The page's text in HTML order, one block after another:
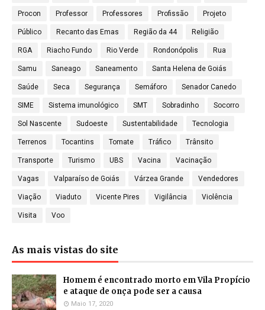
Procon Professor Professores Profissão Projeto
Público Recanto das Emas Região da 44 Religião
RGA Riacho Fundo Rio Verde Rondonópolis Rua
Samu Saneago Saneamento Santa Helena de Goiás
Saúde Seca Segurança Semáforo Senador Canedo
SIME Sistema imunológico SMT Sobradinho Socorro
Sol Nascente Sudoeste Sustentabilidade Tecnologia
Terrenos Tocantins Tomate Tráfico Trânsito
Transporte Turismo UBS Vacina Vacinação
Vagas Valparaíso de Goiás Várzea Grande Vendedores
Viação Viaduto Vicente Pires Vigilância Violência
Visita Voo
As mais vistas do site
Homem é encontrado morto em Vila Propício
e ataque de onça pode ser a causa
Maio 17, 2020